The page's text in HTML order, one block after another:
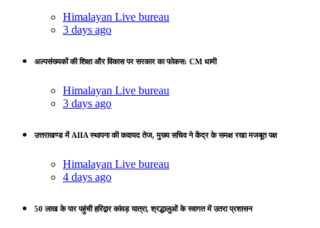
Himalayan Live bureau
3 days ago
अल्पसंख्यकों की शिक्षा और विकास पर सरकार का फोकस: CM धामी
Himalayan Live bureau
3 days ago
उत्तराखण्ड में AIIA स्थापना की कवायद तेज, मुख्य सचिव ने केंद्र के समक्ष रखा मजबूत पक्ष
Himalayan Live bureau
4 days ago
50 लाख के पार पहुंची हरिद्वार कांवड़ यात्रा, श्रद्धालुओं के स्वागत में उतरा प्रशासन